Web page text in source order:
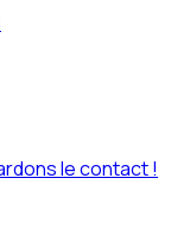
le contact !